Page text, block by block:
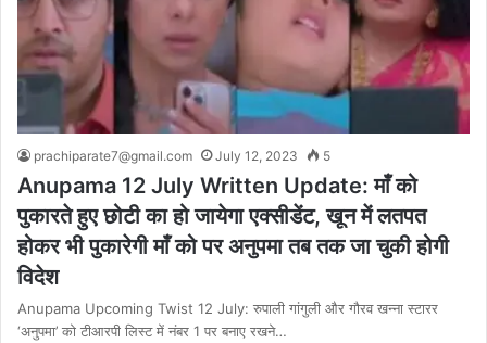
prachiparate7@gmail.com July 12, 2023 5
Anupama 12 July Written Update: माँ को
पुकारते हुए छोटी का हो जायेगा एक्सीडेंट, खून में लतपत
होकर भी पुकारेगी माँ को पर अनुपमा तब तक जा चुकी होगी
विदेश
Anupama Upcoming Twist 12 July: रुपाली गांगुली और गौरव खन्ना स्टारर
‘अनुपमा’ को टीआरपी लिस्ट में नंबर 1 पर बनाए रखने…